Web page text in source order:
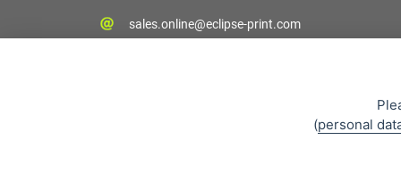
sales.online@eclipse-print.com
(personal